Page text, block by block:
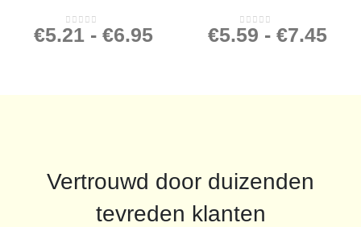
0out of 5
€5.21 - €6.95 0out of 5
€5.59 - €7.45
Vertrouwd door duizenden
tevreden klanten